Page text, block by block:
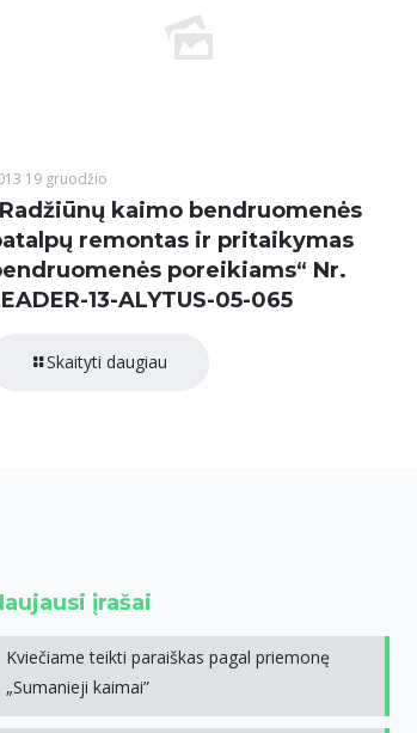
19 gruodžio
kaimo bendruomenės
remontas ir pritaikymas
poreikiams“ Nr.
13-ALYTUS-05-065
Skaityti daugiau
įrašai
Kviečiame teikti paraiškas pagal priemonę
„Sumanieji kaimai”